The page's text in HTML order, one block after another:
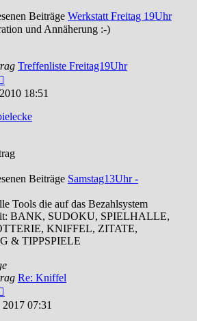
Werkstatt Freitag 19Uhr
und Annäherung :-)
Treffenliste Freitag19Uhr
Beitrag18:51
Samstag13Uhr -
Tools die auf das Bezahlsystem
BANK, SUDOKU, SPIELHALLE,
KNIFFEL, ZITATE,
& TIPPSPIELE
Re: Kniffel
Beitrag07:31